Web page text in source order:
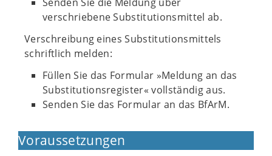
verschriebene Substitutionsmittel ab.
Verschreibung eines Substitutionsmittels
schriftlich melden:
Füllen Sie das Formular »Meldung an das
Substitutionsregister« vollständig aus.
Senden Sie das Formular an das BfArM.
Voraussetzungen